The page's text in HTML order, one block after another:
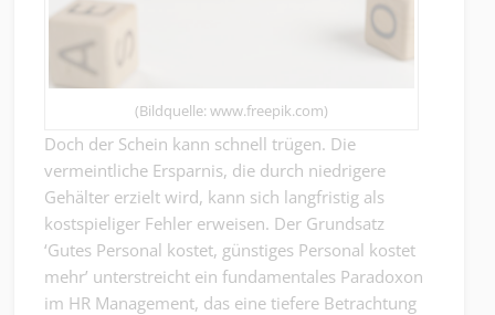
(Bildquelle: www.freepik.com)
Doch der Schein kann schnell trügen. Die
vermeintliche Ersparnis, die durch niedrigere
Gehälter erzielt wird, kann sich langfristig als
kostspieliger Fehler erweisen. Der Grundsatz
‘Gutes Personal kostet, günstiges Personal kostet
mehr’ unterstreicht ein fundamentales Paradoxon
im HR Management, das eine tiefere Betrachtung